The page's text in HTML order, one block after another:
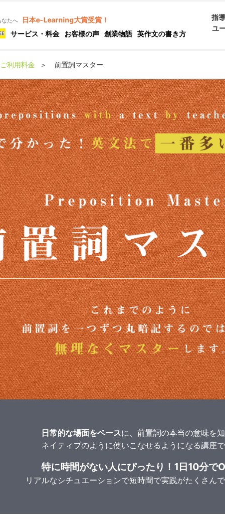
なたへ
日本e-Learning大賞受賞！
サービス・料金 お客様の声 創業物語 英作文の書き方
指
ユ
利用料金 ＞ 前置詞マスター
日常的な場面をベースに、前置詞の本当の意味を知
ネイティブのように使いこなせるようになる講座で
特に時間がない人にぴったり！1日10分で
リアルなシチュエーションで短時間で実践がたくさんで